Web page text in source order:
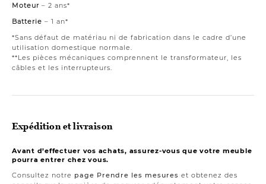
Moteur – 2 ans*
Batterie – 1 an*
*Sans défaut de matériau ni de fabrication dans le cadre d’une
utilisation domestique normale.
**Les pièces mécaniques comprennent le transformateur, les
câbles et les interrupteurs.
Expédition et livraison
Avant d’effectuer vos achats, assurez-vous que votre meuble
pourra entrer chez vous.
Consultez notre page Prendre les mesures et obtenez des